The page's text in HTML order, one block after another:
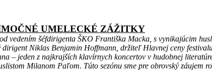
UMELECKÉ ZÁŽITKY
vedením šéfdirigenta ŠKO Františka Macka, s vynikajúcim
Niklas Benjamin Hoffmann, držiteľ Hlavnej ceny
– jeden z najkrajších klavírnych koncertov v hudobnej
Milanom Paľom. Túto sezónu sme pre obrovský